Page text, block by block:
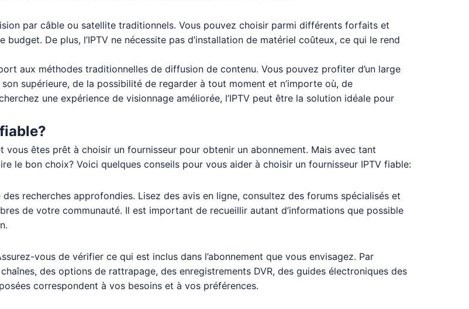
par câble ou satellite traditionnels. Vous pouvez choisir parmi différents forfaits et
De plus, l’IPTV ne nécessite pas d’installation de matériel coûteux, ce qui le rend
aux méthodes traditionnelles de diffusion de contenu. Vous pouvez profiter d’un large
supérieure, de la possibilité de regarder à tout moment et n’importe où, de
une expérience de visionnage améliorée, l’IPTV peut être la solution idéale pour
vous êtes prêt à choisir un fournisseur pour obtenir un abonnement. Mais avec tant
le bon choix? Voici quelques conseils pour vous aider à choisir un fournisseur IPTV fiable:
recherches approfondies. Lisez des avis en ligne, consultez des forums spécialisés et
de votre communauté. Il est important de recueillir autant d’informations que possible
vous de vérifier ce qui est inclus dans l’abonnement que vous envisagez. Par
des options de rattrapage, des enregistrements DVR, des guides électroniques des
correspondent à vos besoins et à vos préférences.